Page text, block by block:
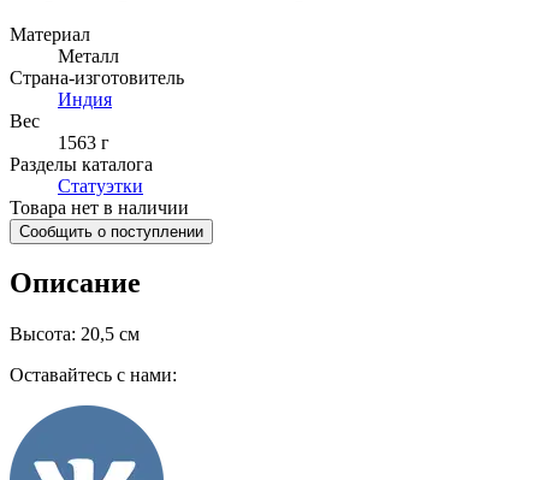
Материал
Металл
Страна-изготовитель
Индия
Вес
1563 г
Разделы каталога
Статуэтки
Товара нет в наличии
Сообщить о поступлении
Описание
Высота: 20,5 см
Оставайтесь с нами: